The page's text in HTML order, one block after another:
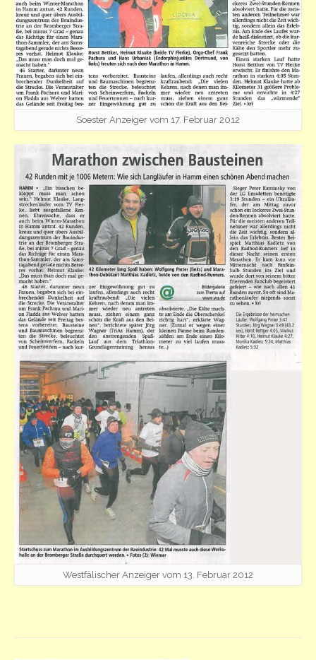
Soester Anzeiger vom 17. Februar 2012
Westfälischer Anzeiger vom 13. Februar 2012